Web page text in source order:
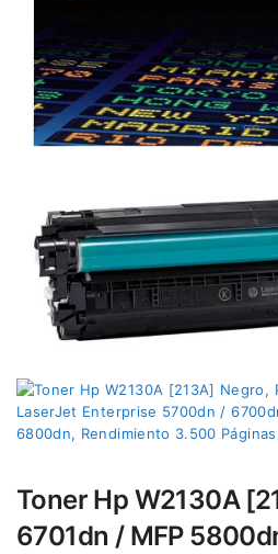
Toner Hp W2130A
6701dn / MFP